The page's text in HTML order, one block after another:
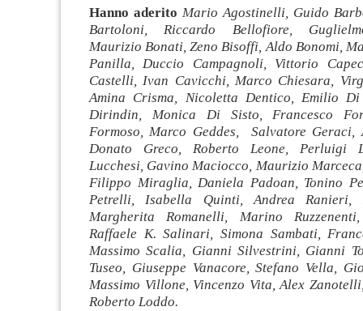
Hanno aderito Mario Agostinelli, Guido
Bartoloni, Riccardo Bellofiore,
Maurizio Bonati, Zeno Bisoffi, Aldo Bonomi,
Panilla, Duccio Campagnoli, Vittorio
Castelli, Ivan Cavicchi, Marco Chiesara,
Amina Crisma, Nicoletta Dentico, Emilio
Dirindin, Monica Di Sisto, Francesco
Formoso, Marco Geddes, Salvatore Geraci,
Donato Greco, Roberto Leone, Perluigi
Lucchesi, Gavino Maciocco, Maurizio
Filippo Miraglia, Daniela Padoan, Tonino
Petrelli, Isabella Quinti, Andrea Ranieri,
Margherita Romanelli, Marino
Raffaele K. Salinari, Simona Sambati,
Massimo Scalia, Gianni Silvestrini, Gianni
Tuseo, Giuseppe Vanacore, Stefano Vella,
Massimo Villone, Vincenzo Vita, Alex
Roberto Loddo.